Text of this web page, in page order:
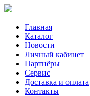
Главная
Каталог
Новости
Личный кабинет
Партнёры
Сервис
Доставка и оплата
Контакты